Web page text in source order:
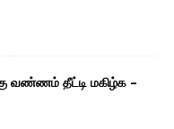
வண்ணம் தீட்டி மகிழ்க –